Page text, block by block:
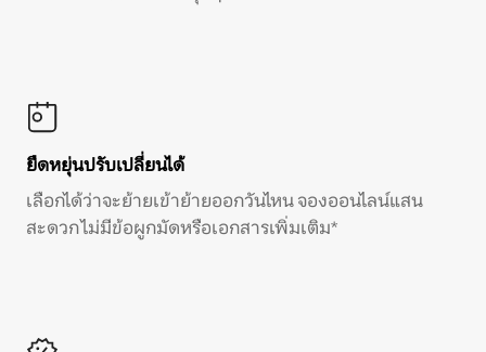
ยืดหยุ่นปรับเปลี่ยนได้
เลือกได้ว่าจะย้ายเข้าย้ายออกวันไหน จองออนไลน์แสน
สะดวก ไม่มีข้อผูกมัดหรือเอกสารเพิ่มเติม*